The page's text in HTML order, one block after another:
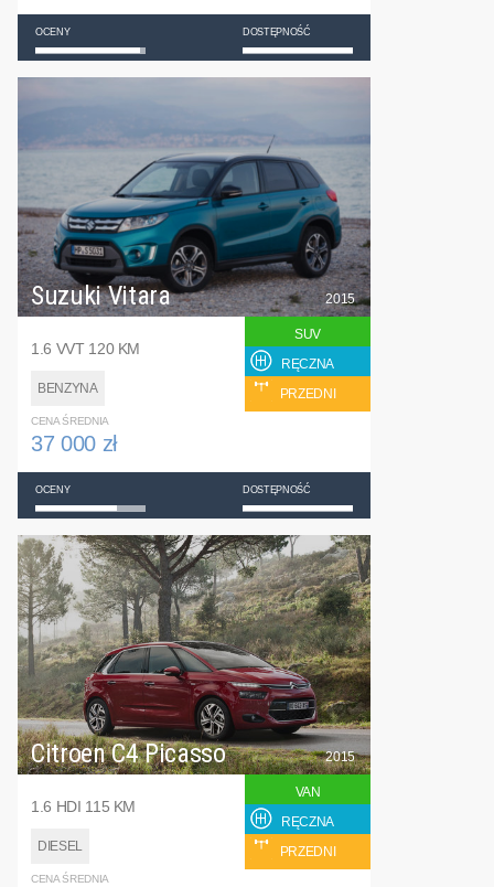
OCENY DOSTĘPNOŚĆ
Suzuki Vitara
1.6 VVT 120 KM
BENZYNA
2015
SUV
RĘCZNA
PRZEDNI
CENA ŚREDNIA
37 000 zł
OCENY DOSTĘPNOŚĆ
Citroen C4 Picasso
1.6 HDI 115 KM
DIESEL
2015
VAN
RĘCZNA
PRZEDNI
CENA ŚREDNIA